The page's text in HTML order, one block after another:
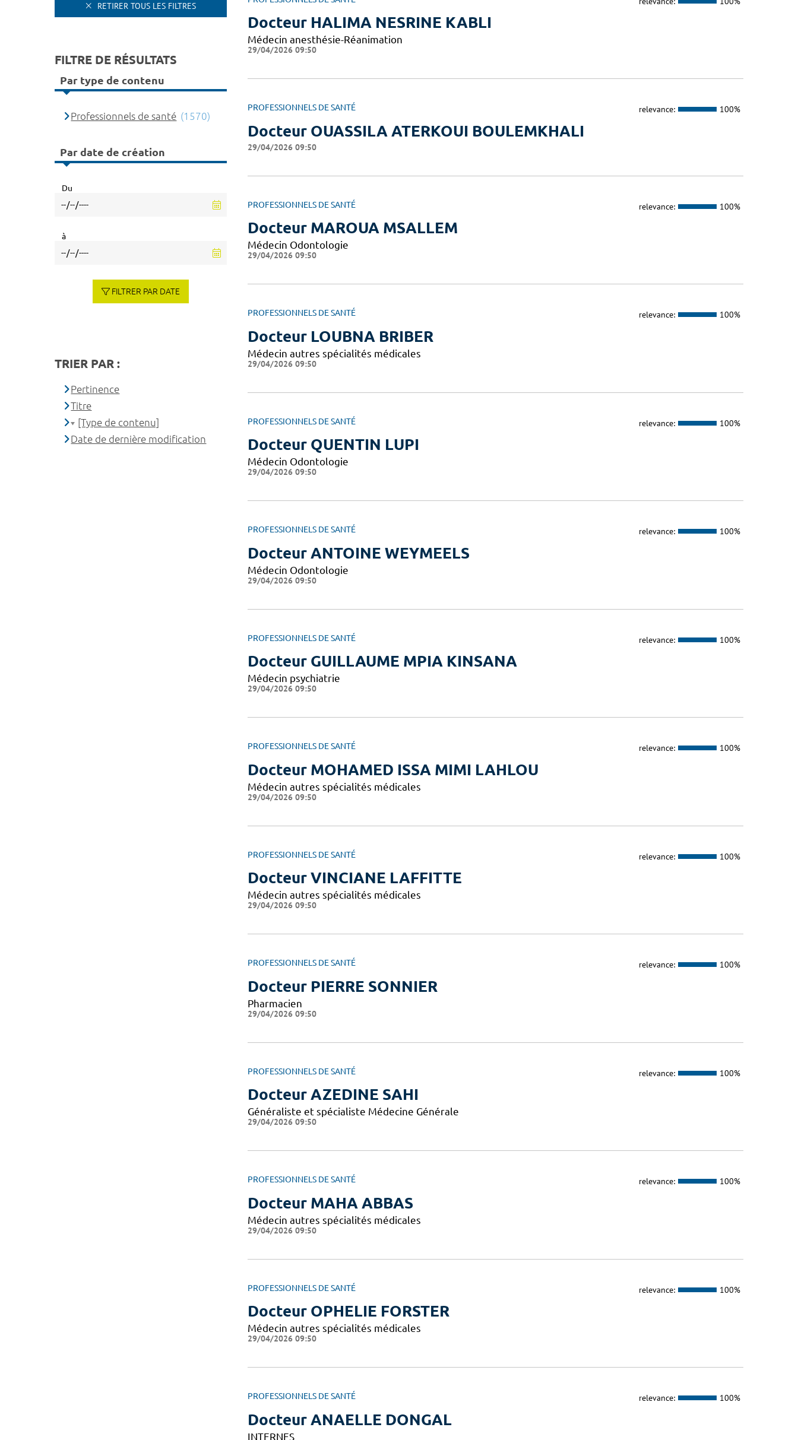
Docteur HALIMA NESRINE KABLI
Médecin anesthésie-Réanimation
29/04/2026 09:50
PROFESSIONNELS DE SANTÉ relevance: 100%
Docteur OUASSILA ATERKOUI BOULEMKHALI
29/04/2026 09:50
PROFESSIONNELS DE SANTÉ relevance: 100%
Docteur MAROUA MSALLEM
Médecin Odontologie
29/04/2026 09:50
PROFESSIONNELS DE SANTÉ relevance: 100%
Docteur LOUBNA BRIBER
Médecin autres spécialités médicales
29/04/2026 09:50
PROFESSIONNELS DE SANTÉ relevance: 100%
Docteur QUENTIN LUPI
Médecin Odontologie
29/04/2026 09:50
PROFESSIONNELS DE SANTÉ relevance: 100%
Docteur ANTOINE WEYMEELS
Médecin Odontologie
29/04/2026 09:50
PROFESSIONNELS DE SANTÉ relevance: 100%
Docteur GUILLAUME MPIA KINSANA
Médecin psychiatrie
29/04/2026 09:50
PROFESSIONNELS DE SANTÉ relevance: 100%
Docteur MOHAMED ISSA MIMI LAHLOU
Médecin autres spécialités médicales
29/04/2026 09:50
PROFESSIONNELS DE SANTÉ relevance: 100%
Docteur VINCIANE LAFFITTE
Médecin autres spécialités médicales
29/04/2026 09:50
PROFESSIONNELS DE SANTÉ relevance: 100%
Docteur PIERRE SONNIER
Pharmacien
29/04/2026 09:50
PROFESSIONNELS DE SANTÉ relevance: 100%
Docteur AZEDINE SAHI
Généraliste et spécialiste Médecine Générale
29/04/2026 09:50
PROFESSIONNELS DE SANTÉ relevance: 100%
Docteur MAHA ABBAS
Médecin autres spécialités médicales
29/04/2026 09:50
PROFESSIONNELS DE SANTÉ relevance: 100%
Docteur OPHELIE FORSTER
Médecin autres spécialités médicales
29/04/2026 09:50
PROFESSIONNELS DE SANTÉ relevance: 100%
Docteur ANAELLE DONGAL
INTERNES
RETIRER TOUS LES FILTRES
FILTRE DE RÉSULTATS
Par type de contenu
Professionnels de santé (1570)
Par date de création
Du
à
FILTRER PAR DATE
TRIER PAR :
Pertinence
Titre
[Type de contenu]
Date de dernière modification